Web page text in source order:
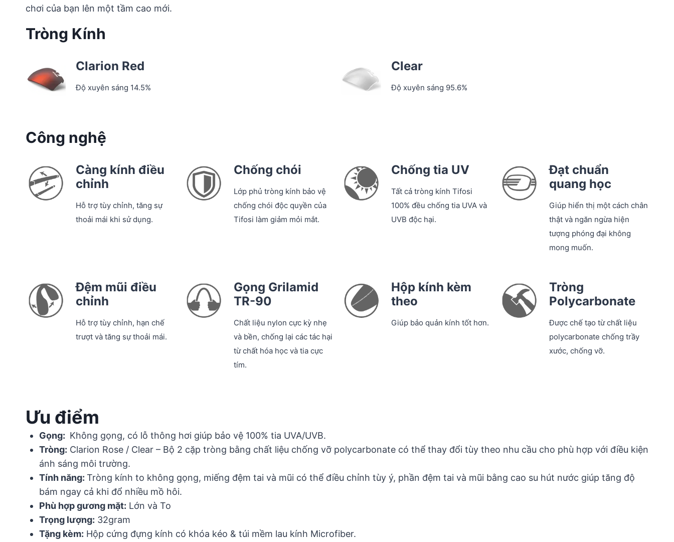
chơi của bạn lên một tầm cao mới.
Tròng Kính
Clarion Red
Độ xuyên sáng 14.5%
Clear
Độ xuyên sáng 95.6%
Công nghệ
Càng kính điều
chỉnh
Hỗ trợ tùy chỉnh, tăng sự
thoải mái khi sử dụng.
Chống chói
Lớp phủ tròng kính bảo vệ
chống chói độc quyền của
Tifosi làm giảm mỏi mắt.
Chống tia UV
Tất cả tròng kính Tifosi
100% đều chống tia UVA và
UVB độc hại.
Đạt chuẩn
quang học
Giúp hiển thị một cách chân
thật và ngăn ngừa hiện
tượng phóng đại không
mong muốn.
Đệm mũi điều
chỉnh
Hỗ trợ tùy chỉnh, hạn chế
trượt và tăng sự thoải mái.
Gọng Grilamid
TR-90
Chất liệu nylon cực kỳ nhẹ
và bền, chống lại các tác hại
từ chất hóa học và tia cực
tím.
Hộp kính kèm
theo
Giúp bảo quản kính tốt hơn.
Tròng
Polycarbonate
Được chế tạo từ chất liệu
polycarbonate chống trầy
xước, chống vỡ.
Ưu điểm
Gọng: Không gọng, có lỗ thông hơi giúp bảo vệ 100% tia UVA/UVB.
Tròng: Clarion Rose / Clear – Bộ 2 cặp tròng bằng chất liệu chống vỡ polycarbonate có thể thay đổi tùy theo nhu cầu cho phù hợp với điều kiện
ánh sáng môi trường.
Tính năng: Tròng kính to không gọng, miếng đệm tai và mũi có thể điều chỉnh tùy ý, phần đệm tai và mũi bằng cao su hút nước giúp tăng độ
bám ngay cả khi đổ nhiều mồ hôi.
Phù hợp gương mặt: Lớn và To
Trọng lượng: 32gram
Tặng kèm: Hộp cứng đựng kính có khóa kéo & túi mềm lau kính Microfiber.